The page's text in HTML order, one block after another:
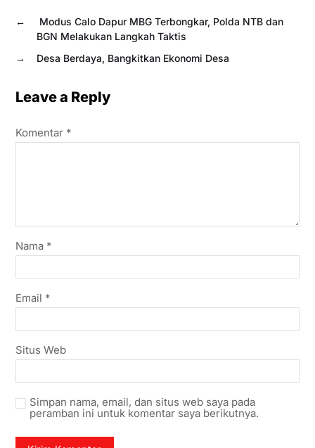
←
Modus Calo Dapur MBG Terbongkar, Polda NTB dan
BGN Melakukan Langkah Taktis
→
Desa Berdaya, Bangkitkan Ekonomi Desa
Leave a Reply
Komentar *
Nama *
Email *
Situs Web
Simpan nama, email, dan situs web saya pada
peramban ini untuk komentar saya berikutnya.